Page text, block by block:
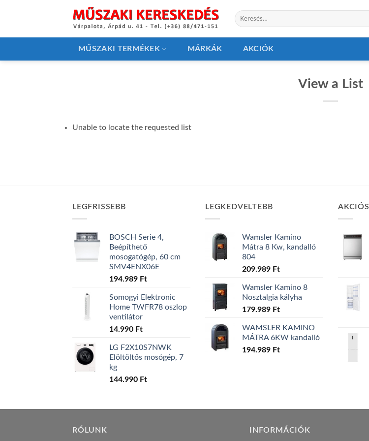
Keresés
a
MŰSZAKI TERMÉKEK MÁRKÁK AKCIÓK
View a List
Unable to locate the requested list
LEGFRISSEBB
BOSCH Serie 4,
Beépíthető
mosogatógép, 60 cm
SMV4ENX06E
194.989 Ft
Somogyi Elektronic
Home TWFR78 oszlop
ventilátor
14.990 Ft
LG F2X10S7NWK
Elöltöltős mosógép, 7
kg
144.990 Ft
LEGKEDVELTEBB
Wamsler Kamino
Mátra 8 Kw, kandalló
804
209.989 Ft
Wamsler Kamino 8
Nosztalgia kályha
179.989 Ft
WAMSLER KAMINO
MÁTRA 6KW kandalló
194.989 Ft
AKCIÓS
RÓLUNK INFORMÁCIÓK